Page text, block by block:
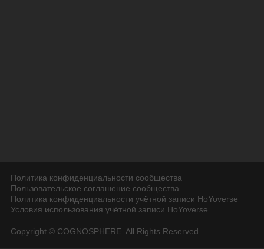
Политика конфиденциальности сообщества
Пользовательское соглашение сообщества
Политика конфиденциальности учётной записи HoYoverse
Условия использования учётной записи HoYoverse
Copyright © COGNOSPHERE. All Rights Reserved.